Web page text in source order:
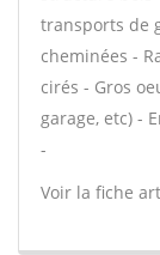
transports de
cheminées -
cirés - Gros
garage, etc) -
-
Voir la fiche